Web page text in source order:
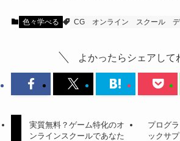
色々学べる CG オンライン スクール
よかったらシェアして
実質無料？ゲーム特化のオ
ンラインスクールであなた
プログ
ックサ